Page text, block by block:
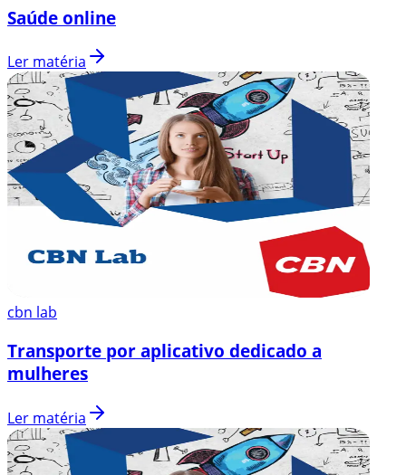
Saúde online
Ler matéria
cbn lab
Transporte por aplicativo dedicado a
mulheres
Ler matéria